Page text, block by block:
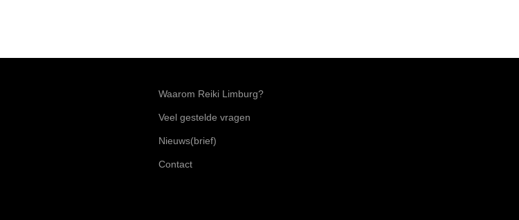
Waarom Reiki Limburg?
Veel gestelde vragen
Nieuws(brief)
Contact